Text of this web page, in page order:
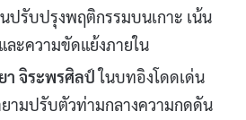
นปรับปรุงพฤติกรรมบนเกาะ เน้น
ะความขัดแย้งภายใน
า จิระพรศิลป์ในบทอิงโดดเด่น
ามปรับตัวท่ามกลางความกดดัน